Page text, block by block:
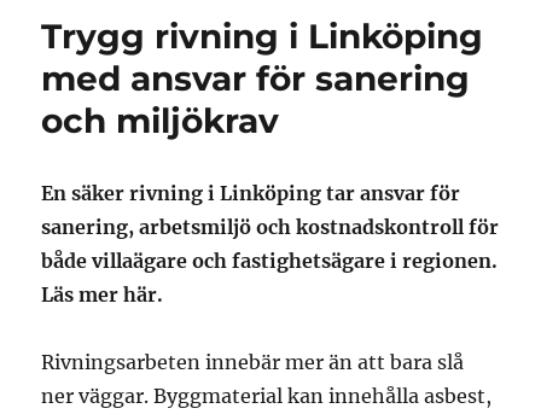
Trygg rivning i Linköping
med ansvar för sanering
och miljökrav
En säker rivning i Linköping tar ansvar för
sanering, arbetsmiljö och kostnadskontroll för
både villaägare och fastighetsägare i regionen.
Läs mer här.
Rivningsarbeten innebär mer än att bara slå
ner väggar. Byggmaterial kan innehålla asbest,